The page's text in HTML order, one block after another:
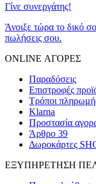
Γίνε συνεργάτης!
Άνοιξε τώρα το δικό
πωλήσεις σου.
ONLINE ΑΓΟΡΕΣ
Παραδόσεις
Επιστροφές
Τρόποι
Klarna
Προστασία
Άρθρο 39
Δωροκάρτες
ΕΞΥΠΗΡΕΤΗΣΗ